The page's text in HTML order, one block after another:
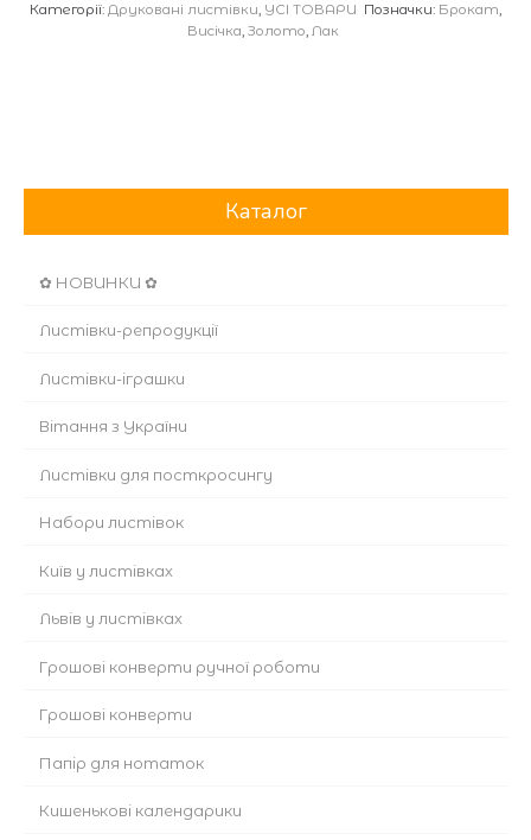
Категорії: Друковані листівки, УСІ ТОВАРИ Позначки: Брокат,
Висічка,Золото,Лак
Каталог
✿ НОВИНКИ ✿
Листівки-репродукції
Листівки-іграшки
Вітання з України
Листівки для посткросингу
Набори листівок
Київ у листівках
Львів у листівках
Грошові конверти ручної роботи
Грошові конверти
Папір для нотаток
Кишенькові календарики